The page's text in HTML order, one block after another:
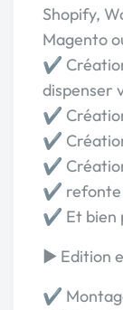
Shopify,
Magento
✔️
dispenser
✔️
✔️
✔️
✔️ refonte
✔️ Et bien
▶️ Edition
✔️